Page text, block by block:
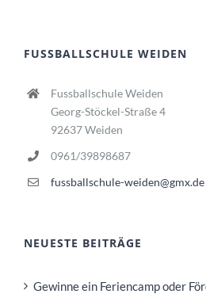
FUSSBALLSCHULE WEIDEN
Fussballschule Weiden
Georg-Stöckel-Straße 4
92637 Weiden
0961/39898687
fussballschule-weiden@gmx.de
NEUESTE BEITRÄGE
Gewinne ein Feriencamp oder